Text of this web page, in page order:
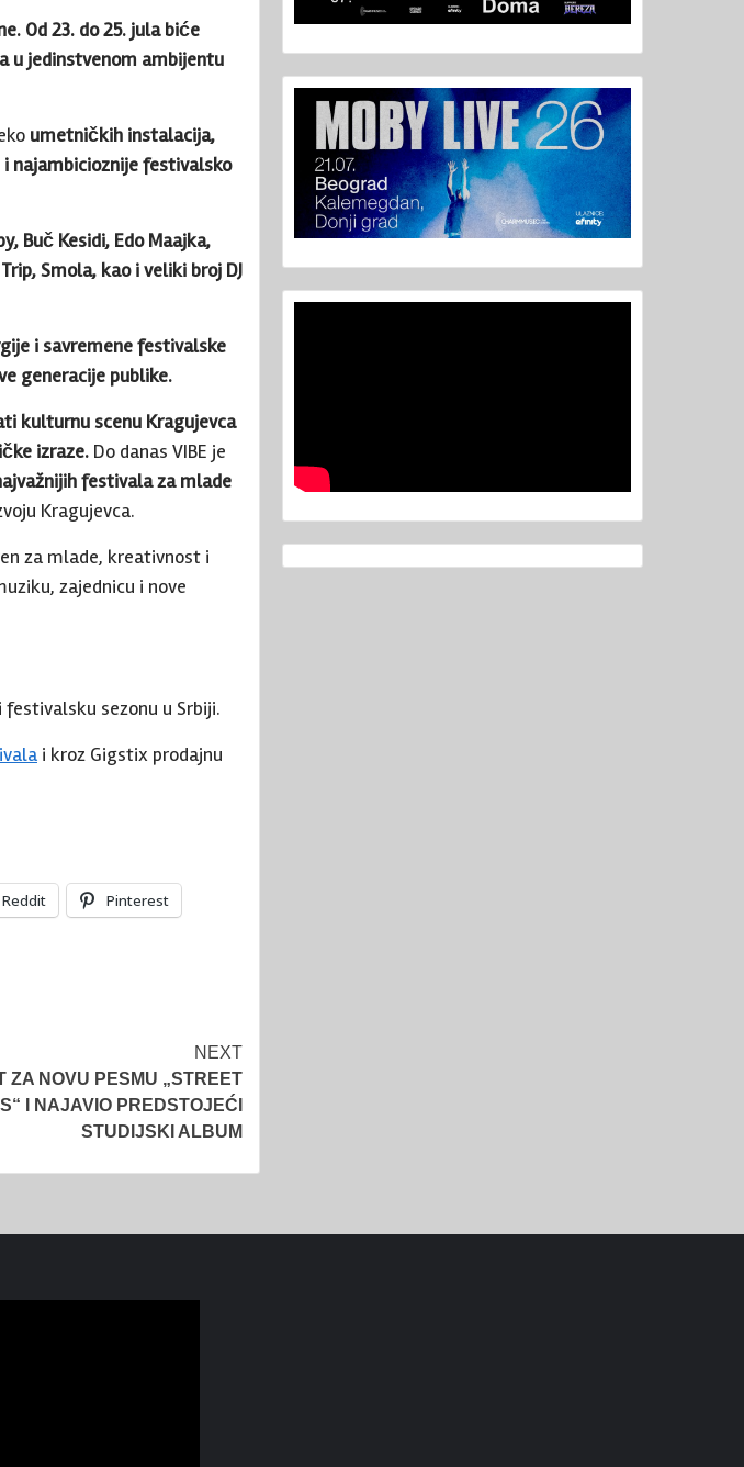
Od 23. do 25. jula biće
u jedinstvenom ambijentu
umetničkih instalacija,
i najambicioznije festivalsko
Buč Kesidi, Edo Maajka,
Smola, kao i veliki broj DJ
i savremene festivalske
generacije publike.
kulturnu scenu Kragujevca
izraze. Do danas VIBE je
festivala za mlade
Kragujevca.
za mlade, kreativnost i
zajednicu i nove
sezonu u Srbiji.
i kroz Gigstix prodajnu
Reddit Pinterest
NEXT
ZA NOVU PESMU „STREET
I NAJAVIO PREDSTOJEĆI
STUDIJSKI ALBUM